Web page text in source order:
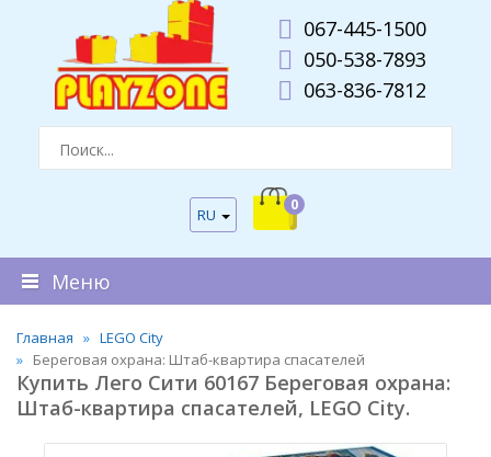
067-445-1500
050-538-7893
063-836-7812
RU
0
Меню
Главная
LEGO City
Береговая охрана: Штаб-квартира спасателей
Купить Лего Сити 60167 Береговая охрана:
Штаб-квартира спасателей, LEGO City.